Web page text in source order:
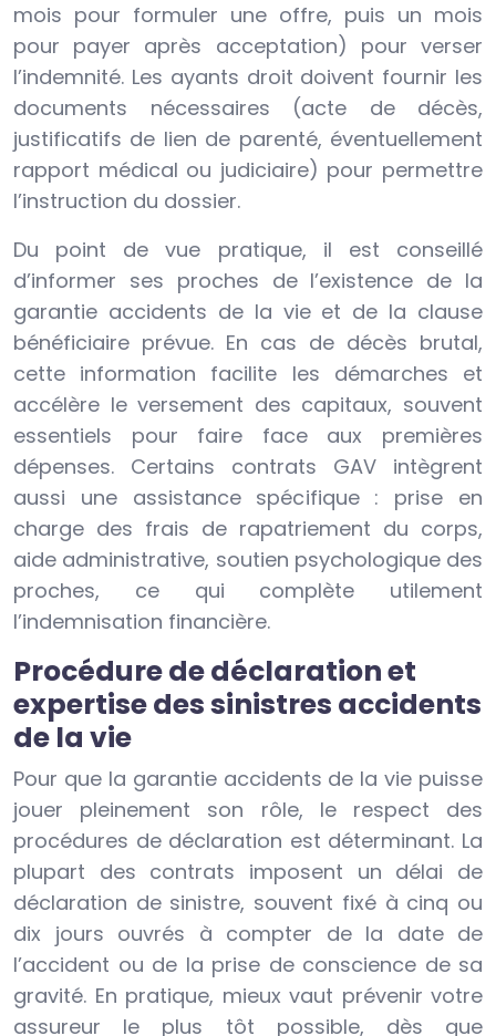
mois pour formuler une offre, puis un mois
pour payer après acceptation) pour verser
l’indemnité. Les ayants droit doivent fournir les
documents nécessaires (acte de décès,
justificatifs de lien de parenté, éventuellement
rapport médical ou judiciaire) pour permettre
l’instruction du dossier.
Du point de vue pratique, il est conseillé
d’informer ses proches de l’existence de la
garantie accidents de la vie et de la clause
bénéficiaire prévue. En cas de décès brutal,
cette information facilite les démarches et
accélère le versement des capitaux, souvent
essentiels pour faire face aux premières
dépenses. Certains contrats GAV intègrent
aussi une assistance spécifique : prise en
charge des frais de rapatriement du corps,
aide administrative, soutien psychologique des
proches, ce qui complète utilement
l’indemnisation financière.
Procédure de déclaration et
expertise des sinistres accidents
de la vie
Pour que la garantie accidents de la vie puisse
jouer pleinement son rôle, le respect des
procédures de déclaration est déterminant. La
plupart des contrats imposent un délai de
déclaration de sinistre, souvent fixé à cinq ou
dix jours ouvrés à compter de la date de
l’accident ou de la prise de conscience de sa
gravité. En pratique, mieux vaut prévenir votre
assureur le plus tôt possible, dès que